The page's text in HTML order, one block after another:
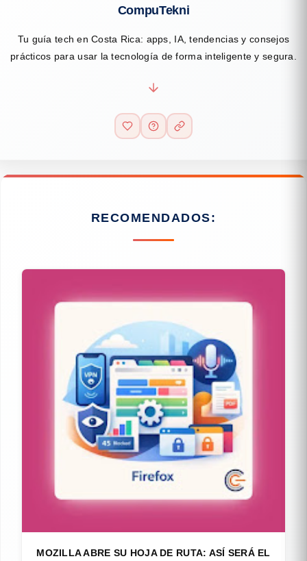
CompuTekni
Tu guía tech en Costa Rica: apps, IA, tendencias y consejos
prácticos para usar la tecnología de forma inteligente y segura.
RECOMENDADOS:
MOZILLA ABRE SU HOJA DE RUTA: ASÍ SERÁ EL